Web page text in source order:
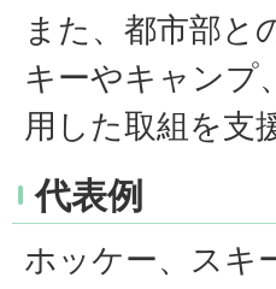
また、都市部と
キーやキャンプ
用した取組を支
代表例
ホッケー、スキ